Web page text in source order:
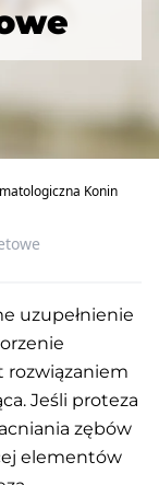
Konin
uzupełnienie
rozwiązaniem
Jeśli proteza
zębów
elementów